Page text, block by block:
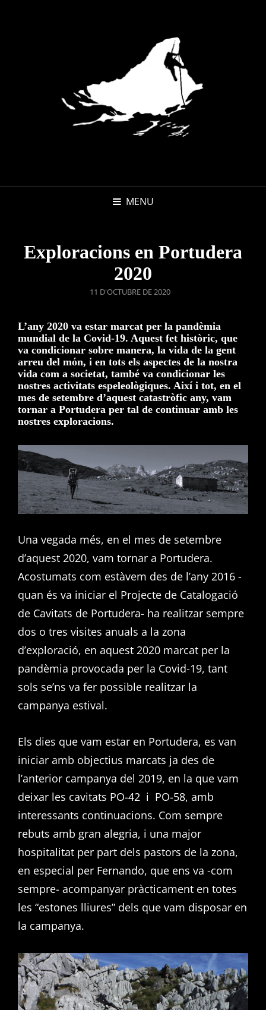
MENU
Exploracions en Portudera
2020
POSTED
11 D'OCTUBRE DE 2020
L’any 2020 va estar marcat per la pandèmia
mundial de la Covid-19. Aquest fet històric, que
va condicionar sobre manera, la vida de la gent
arreu del món, i en tots els aspectes de la nostra
vida com a societat, també va condicionar les
nostres activitats espeleològiques. Així i tot, en el
mes de setembre d’aquest catastròfic any, vam
tornar a Portudera per tal de continuar amb les
nostres exploracions.
Una vegada més, en el mes de setembre
d’aquest 2020, vam tornar a Portudera.
Acostumats com estàvem des de l’any 2016 -
quan és va iniciar el Projecte de Catalogació
de Cavitats de Portudera- ha realitzar sempre
dos o tres visites anuals a la zona
d’exploració, en aquest 2020 marcat per la
pandèmia provocada per la Covid-19, tant
sols se’ns va fer possible realitzar la
campanya estival.
Els dies que vam estar en Portudera, es van
iniciar amb objectius marcats ja des de
l’anterior campanya del 2019, en la que vam
deixar les cavitats PO-42 i PO-58, amb
interessants continuacions. Com sempre
rebuts amb gran alegria, i una major
hospitalitat per part dels pastors de la zona,
en especial per Fernando, que ens va -com
sempre- acompanyar pràcticament en totes
les “estones lliures” dels que vam disposar en
la campanya.